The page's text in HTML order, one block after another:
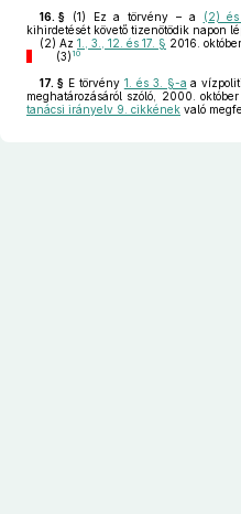
16. § (1) Ez a törvény – a (2) és
kihirdetését követő tizenötödik napon
(2) Az 1., 3., 12. és 17. § 2016.
(3) 10
17. § E törvény 1. és 3. §-a a
meghatározásáról szóló, 2000.
tanácsi irányelv 9. cikkének való